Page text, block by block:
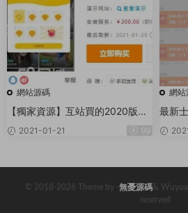
網站源碼
【獨家資源】互站買的2020版直
播源碼/支付已接
2021-01-21
網站
最新
授權
教程
© 2018-2026 Theme by -無憂源碼&
reserved